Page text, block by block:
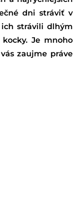
dni stráviť v
strávili dlhým
Je mnoho
zaujme práve